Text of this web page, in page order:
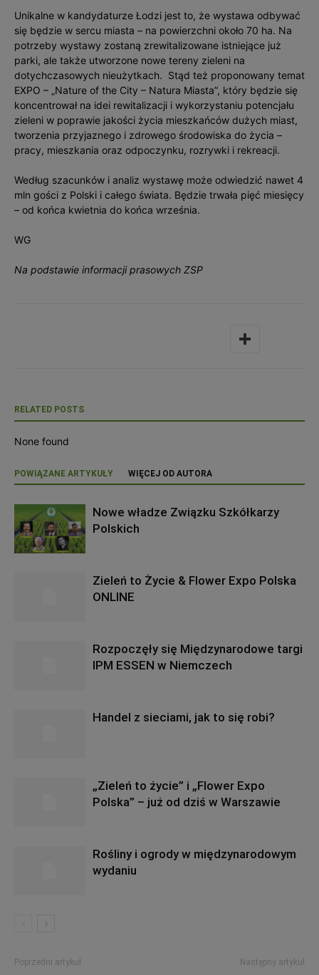
Unikalne w kandydaturze Łodzi jest to, że wystawa odbywać
się będzie w sercu miasta – na powierzchni około 70 ha. Na
potrzeby wystawy zostaną zrewitalizowane istniejące już
parki, ale także utworzone nowe tereny zieleni na
dotychczasowych nieużytkach. Stąd też proponowany temat
EXPO – „Nature of the City – Natura Miasta”, który będzie się
koncentrował na idei rewitalizacji i wykorzystaniu potencjału
zieleni w poprawie jakości życia mieszkańców dużych miast,
tworzenia przyjaznego i zdrowego środowiska do życia –
pracy, mieszkania oraz odpoczynku, rozrywki i rekreacji.
Według szacunków i analiz wystawę może odwiedzić nawet 4
mln gości z Polski i całego świata. Będzie trwała pięć miesięcy
– od końca kwietnia do końca września.
WG
Na podstawie informacji prasowych ZSP
RELATED POSTS
None found
POWIĄZANE ARTYKUŁY WIĘCEJ OD AUTORA
Nowe władze Związku Szkółkarzy
Polskich
Zieleń to Życie & Flower Expo Polska
ONLINE
Rozpoczęły się Międzynarodowe targi
IPM ESSEN w Niemczech
Handel z sieciami, jak to się robi?
„Zieleń to życie” i „Flower Expo
Polska” – już od dziś w Warszawie
Rośliny i ogrody w międzynarodowym
wydaniu
Poprzedni artykuł Następny artykuł